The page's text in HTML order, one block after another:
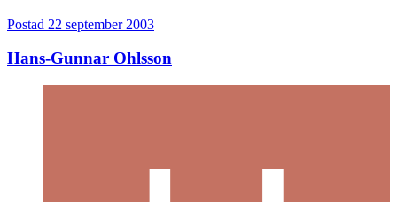
Postad 22 september 2003
Hans-Gunnar Ohlsson